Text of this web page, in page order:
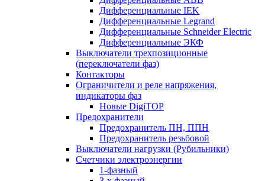
Дифференциальные IEK
Дифференциальные Legrand
Дифференциальные Schneider Electric
Дифференциальные ЭКФ
Выключатели трехпозиционные
(переключатели фаз)
Контакторы
Ограничители и реле напряжения,
индикаторы фаз
Новые DigiTOP
Предохранители
Предохранитель ПН, ППН
Предохранитель резьбовой
Выключатели нагрузки (Рубильники)
Счетчики электроэнергии
1-фазный